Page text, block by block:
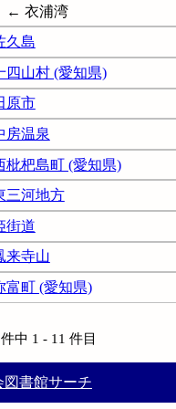
← 衣浦湾
久島
四山村 (愛知県)
原市
房温泉
枇杷島町 (愛知県)
三河地方
街道
来寺山
富町 (愛知県)
件中 1 - 11 件目
図書館サーチ